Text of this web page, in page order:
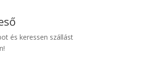
és keressen szállást